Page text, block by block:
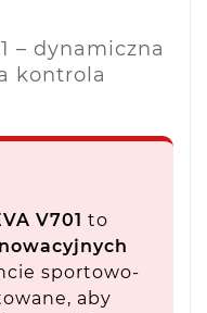
– dynamiczna
kontrola
V701 to
sportowo-
aby